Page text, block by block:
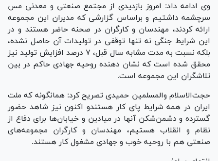
وی ادامه داد: امروز بازدیدی از مجتمع صنعتی و معدنی مس
سرچشمه داشتیم و براساس گزارشی که مدیران این مجموعه
ارائه کردند، مهندسان و کارگران در صحنه حاضر هستند و در
این شرایط جنگی نه تنها توقفی در تولیدات آن حاصل نشده،
بلکه نسبت به مدت مشابه سال قبل، ۷ درصد افزایش تولید نیز
محقق شده است که نشان دهنده روحیه جهادی حاکم در بین
تلاشگران این مجموعه است.
حجت‌الاسلام والمسلمین حمیدی تصریح کرد: همانگونه که ملت
ایران در همه شرایط پای کار هستندو اکنون نیز شاهد حضور
گسترده و دشمن‌شکن آنها در میادین و خیابان‌ها برای دفاع از
نظام و انقلاب هستیم، مهندسان و کارگران مجموعه‌های
صنعتی هم با روحیه خوب و جهادی مشغول کار هستند.